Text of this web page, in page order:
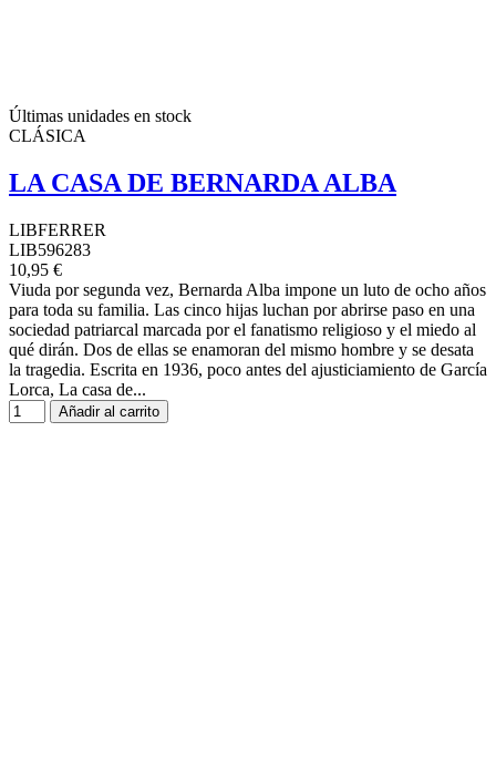
Últimas unidades en stock
CLÁSICA
LA CASA DE BERNARDA ALBA
LIBFERRER
LIB596283
10,95 €
Viuda por segunda vez, Bernarda Alba impone un luto de ocho años
para toda su familia. Las cinco hijas luchan por abrirse paso en una
sociedad patriarcal marcada por el fanatismo religioso y el miedo al
qué dirán. Dos de ellas se enamoran del mismo hombre y se desata
la tragedia. Escrita en 1936, poco antes del ajusticiamiento de García
Lorca, La casa de...
Añadir al carrito